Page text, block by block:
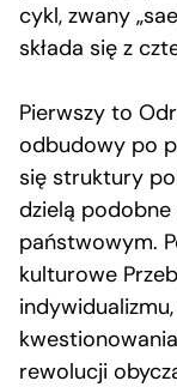
cykl, zwany
składa się z
Pierwszy to
odbudowy po
się struktury
dzielą
państwowym.
kulturowe
rewolucji